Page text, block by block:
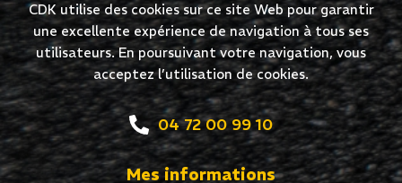
CDK utilise des cookies sur ce site Web pour garantir
une excellente expérience de navigation à tous ses
utilisateurs. En poursuivant votre navigation, vous
acceptez l’utilisation de cookies.
04 72 00 99 10
Mes informations